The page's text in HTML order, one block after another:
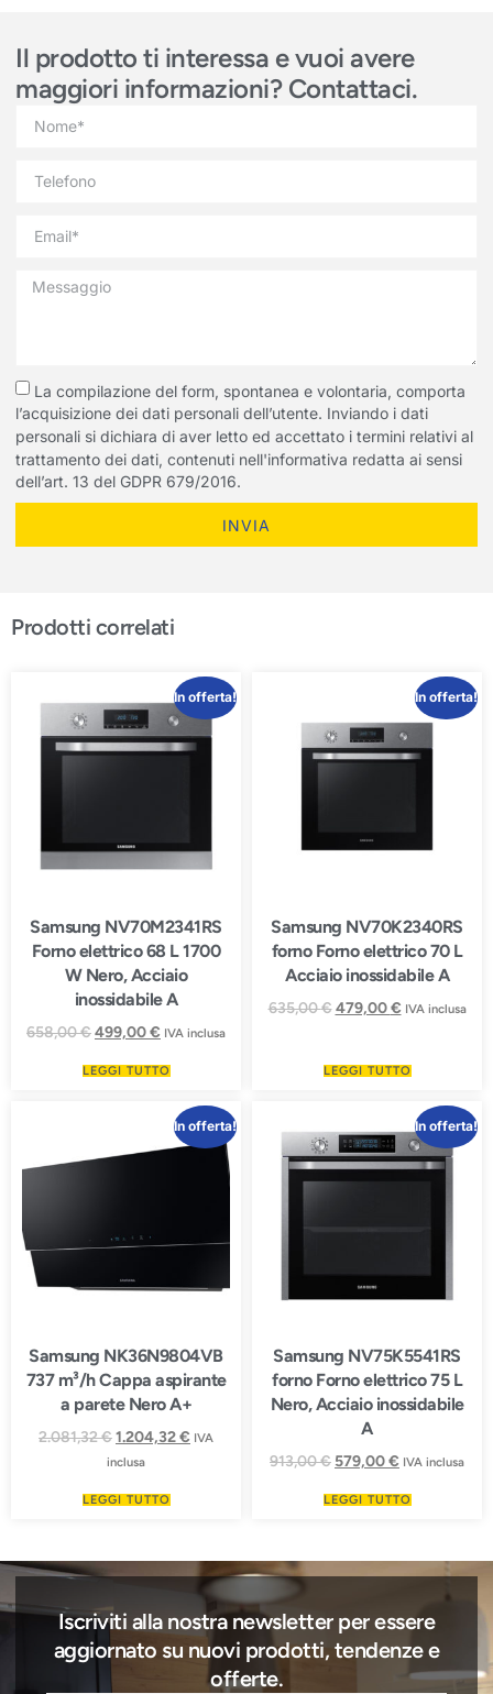
Il prodotto ti interessa e vuoi avere
maggiori informazioni? Contattaci.
La compilazione del form, spontanea e volontaria, comporta
l’acquisizione dei dati personali dell’utente. Inviando i dati
personali si dichiara di aver letto ed accettato i termini relativi al
trattamento dei dati, contenuti nell'informativa redatta ai sensi
dell’art. 13 del GDPR 679/2016.
INVIA
Prodotti correlati
In offerta!
Samsung NV70M2341RS
Forno elettrico 68 L 1700
W Nero, Acciaio
inossidabile A
658,00€499,00€ IVA inclusa
LEGGI TUTTO
In offerta!
Samsung NV70K2340RS
forno Forno elettrico 70 L
Acciaio inossidabile A
635,00€ 479,00€ IVA inclusa
LEGGI TUTTO
In offerta!
Samsung NK36N9804VB
737 m³/h Cappa aspirante
a parete Nero A+
2.081,32€1.204,32€ IVA
inclusa
LEGGI TUTTO
In offerta!
Samsung NV75K5541RS
forno Forno elettrico 75 L
Nero, Acciaio inossidabile
A
913,00€ 579,00€ IVA inclusa
LEGGI TUTTO
Iscriviti alla nostra newsletter per essere
aggiornato su nuovi prodotti, tendenze e
offerte.